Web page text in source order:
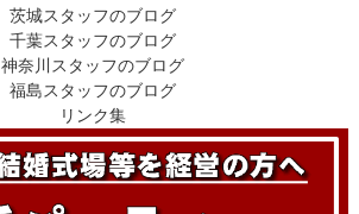
茨城スタッフのブログ
千葉スタッフのブログ
神奈川スタッフのブログ
福島スタッフのブログ
リンク集